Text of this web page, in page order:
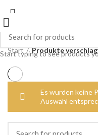
Start Produkte
Es wurden keine
Auswahl
Start typing to see products